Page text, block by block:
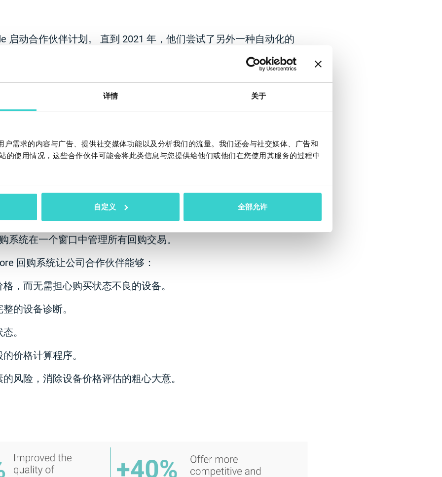
详情 关于
户需求的内容与广告、提供社交媒体功能以及分析我们的流量。我们还会与社交媒体、广告和
的使用情况，这些合作伙伴可能会将此类信息与您提供给他们或他们在您使用其服务的过程中
自定义 全部允许
启动合作伙伴计划。 直到 2021 年，他们尝试了另外一种自动化的
。 当时他们没有价格计算器和问题定制工具，而且无法做设备功能
购买的设备数量急剧下降。 老百姓对如此低的价格不满意，并将他
系统在一个窗口中管理所有回购交易。
回购系统让公司合作伙伴能够：
，而无需担心购买状态不良的设备。
的设备诊断。
。
价格计算程序。
风险，消除设备价格评估的粗心大意。